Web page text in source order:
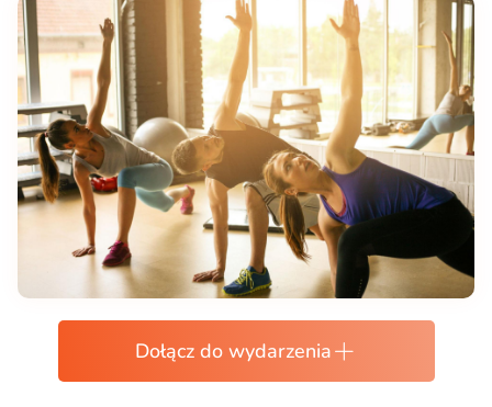
Dołącz do wydarzenia